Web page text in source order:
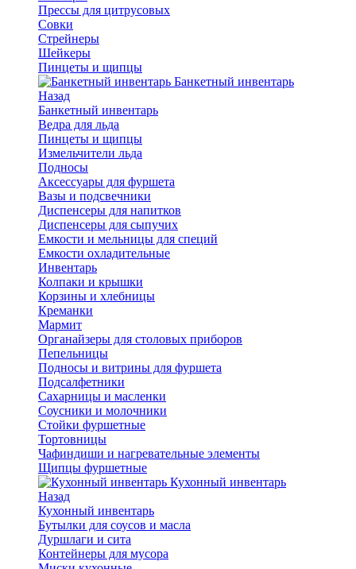
Прессы для цитрусовых
Совки
Стрейнеры
Шейкеры
Пинцеты и щипцы
Банкетный инвентарь
Назад
Банкетный инвентарь
Ведра для льда
Пинцеты и щипцы
Измельчители льда
Подносы
Аксессуары для фуршета
Вазы и подсвечники
Диспенсеры для напитков
Диспенсеры для сыпучих
Емкости и мельницы для специй
Емкости охладительные
Инвентарь
Колпаки и крышки
Корзины и хлебницы
Креманки
Мармит
Органайзеры для столовых приборов
Пепельницы
Подносы и витрины для фуршета
Подсалфетники
Сахарницы и масленки
Соусники и молочники
Стойки фуршетные
Тортовницы
Чафиндиши и нагревательные элементы
Щипцы фуршетные
Кухонный инвентарь
Назад
Кухонный инвентарь
Бутылки для соусов и масла
Дуршлаги и сита
Контейнеры для мусора